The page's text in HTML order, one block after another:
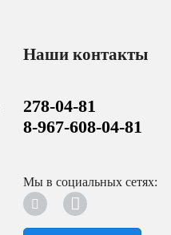
Наши контакты
278-04-81
8-967-608-04-81
Мы в социальных сетях: